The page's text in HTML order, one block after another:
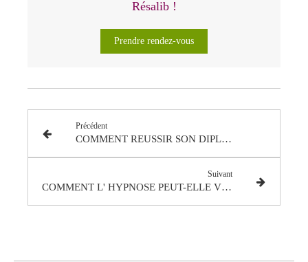
Résalib !
Prendre rendez-vous
Précédent
COMMENT REUSSIR SON DIPLOME ?
Suivant
COMMENT L' HYPNOSE PEUT-ELLE VOUS LIBERER DES ADDICTIONS ?